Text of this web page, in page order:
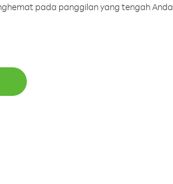
pada panggilan yang tengah Anda